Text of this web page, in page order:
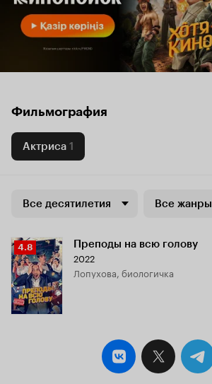
Фильмография
Актриса 1
Все десятилетия Все жанры
Рейтинг
Кинопоиска
4.8
4.8 Преподы на всю голову
2022
Лопухова, биологичка